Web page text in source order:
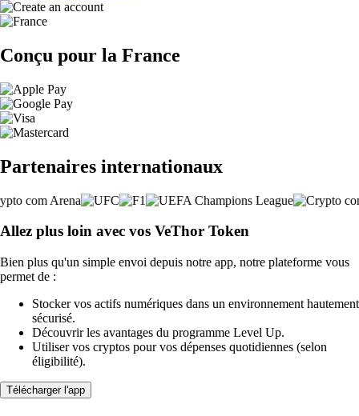
Conçu pour la France
Partenaires internationaux
Allez plus loin avec vos VeThor Token
Bien plus qu'un simple envoi depuis notre app, notre plateforme vous
permet de :
Stocker vos actifs numériques dans un environnement hautement
sécurisé.
Découvrir les avantages du programme Level Up.
Utiliser vos cryptos pour vos dépenses quotidiennes (selon
éligibilité).
Télécharger l'app